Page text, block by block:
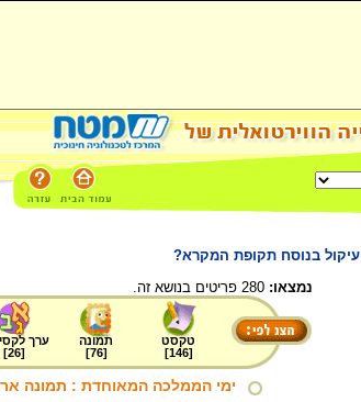
עיקול בנוסח תקופת המקרא?
נמצאו:
טקסט
[
146
]
תמונה
[
76
]
ערך
[
26
]
ימי הממלכה המאוחדת : תמונה